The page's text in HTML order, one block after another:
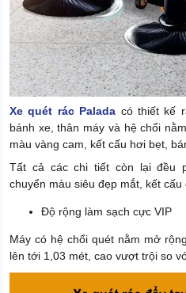
Xe quét rác Palada có thiết kế
bánh xe, thân máy và hệ chổi
màu vàng cam, kết cấu hơi bẹt,
Tất cả các chi tiết còn lại đều
chuyển màu siêu đẹp mắt, kết cấu
Độ rộng làm sạch cực VIP
Máy có hệ chổi quét nằm mở
lên tới 1,03 mét, cao vượt trội so